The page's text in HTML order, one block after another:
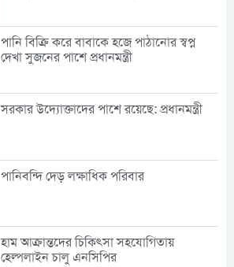
পানি বিক্রি করে বাবাকে হজে পাঠানোর স্বপ্ন
দেখা সুজনের পাশে প্রধানমন্ত্রী
সরকার উদ্যোক্তাদের পাশে রয়েছে: প্রধানমন্ত্রী
পানিবন্দি দেড় লক্ষাধিক পরিবার
হাম আক্রান্তদের চিকিৎসা সহযোগিতায়
হেল্পলাইন চালু এনসিপির